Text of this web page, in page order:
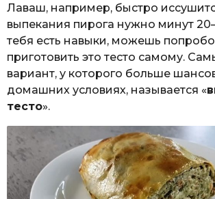
Лаваш, например, быстро
выпекания пирога нужно минут
тебя есть навыки, можешь
приготовить это тесто самому.
вариант, у которого больше
домашних условиях, называется «
тесто».